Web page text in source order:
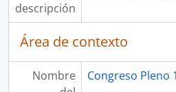
descripción
Área de contexto
Nombre
Congreso Pleno